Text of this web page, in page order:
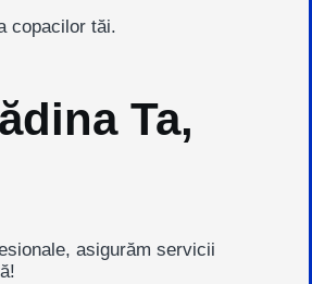
copacilor tăi.
Ta,
asigurăm servicii